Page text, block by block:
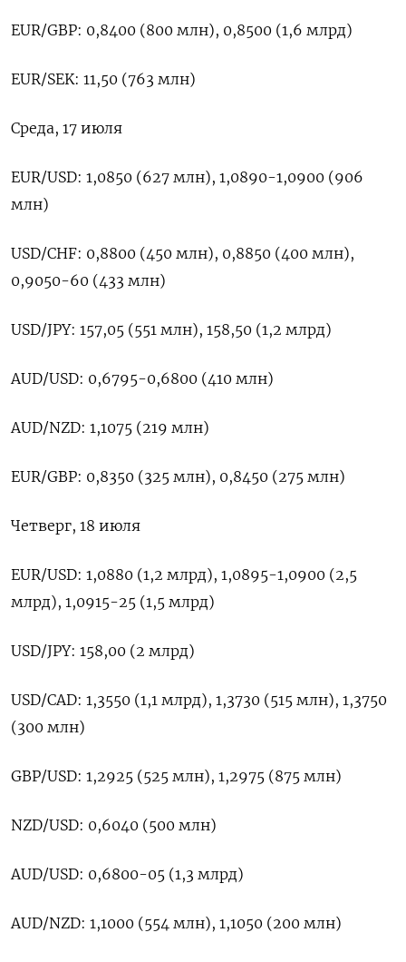
EUR/GBP: 0,8400 (800 млн), 0,8500 (1,6 млрд)
EUR/SEK: 11,50 (763 млн)
Среда, 17 июля
EUR/USD: 1,0850 (627 млн), 1,0890-1,0900 (906
млн)
USD/CHF: 0,8800 (450 млн), 0,8850 (400 млн),
0,9050-60 (433 млн)
USD/JPY: 157,05 (551 млн), 158,50 (1,2 млрд)
AUD/USD: 0,6795-0,6800 (410 млн)
AUD/NZD: 1,1075 (219 млн)
EUR/GBP: 0,8350 (325 млн), 0,8450 (275 млн)
Четверг, 18 июля
EUR/USD: 1,0880 (1,2 млрд), 1,0895-1,0900 (2,5
млрд), 1,0915-25 (1,5 млрд)
USD/JPY: 158,00 (2 млрд)
USD/CAD: 1,3550 (1,1 млрд), 1,3730 (515 млн), 1,3750
(300 млн)
GBP/USD: 1,2925 (525 млн), 1,2975 (875 млн)
NZD/USD: 0,6040 (500 млн)
AUD/USD: 0,6800-05 (1,3 млрд)
AUD/NZD: 1,1000 (554 млн), 1,1050 (200 млн)